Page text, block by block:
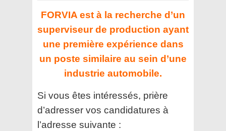
FORVIA est à la recherche d’un
superviseur de production ayant
une première expérience dans
un poste similaire au sein d’une
industrie automobile.
Si vous êtes intéressés, prière
d’adresser vos candidatures à
l’adresse suivante :